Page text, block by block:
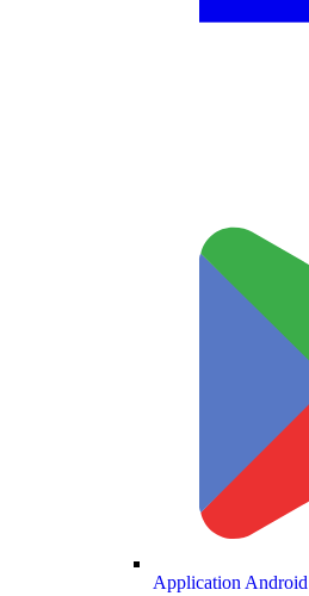
Application Android